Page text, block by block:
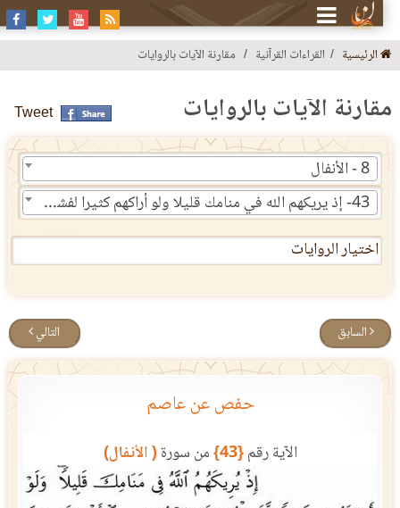
الرئيسية القراءات القرآنية مقارنة الآيات بالروايات
الآيات بالروايات Tweet
43- إذ يريكهم الله في منامك قليلا ولو أراكهم كثيرا لفشلتم ولتنازعتم في الأمر ولكن الله سلم إنه عليم بذات الصدور
اختيار الروايات
السابق التالي
حفص عن عاصم
الآية رقم{43} من سورة( الأنفال)